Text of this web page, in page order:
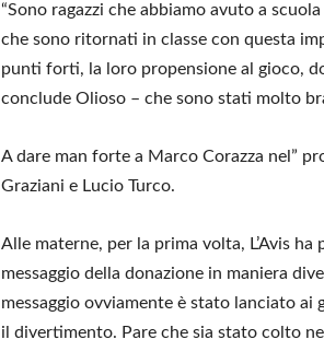
“Sono ragazzi che abbiamo avuto a
che sono ritornati in classe con questa
punti forti, la loro propensione al gioco,
conclude Olioso – che sono stati molto
A dare man forte a Marco Corazza nel”
Graziani e Lucio Turco.
Alle materne, per la prima volta, L’Avis
messaggio della donazione in maniera
messaggio ovviamente è stato lanciato
il divertimento. Pare che sia stato colto